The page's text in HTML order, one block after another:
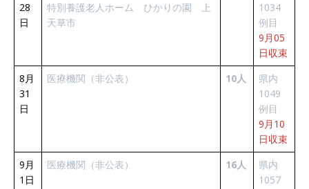
28
日
特別養護老人ホーム ひかりの園 上
天草市
1034
例目
9月05
日収束
8月
31
日
医療機関（非公表） 10人
県内
1049
例目
9月10
日収束
9月
1日
医療機関（非公表） 16人
県内
1057